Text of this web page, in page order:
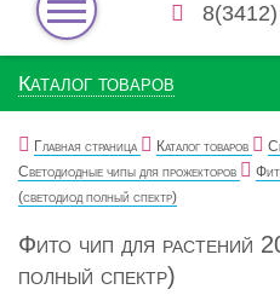
Каталог товаров
Главная страница Каталог товаров
Светодиодные чипы для прожекторов
(светодиод полный спектр)
Фито чип для растений
полный спектр)